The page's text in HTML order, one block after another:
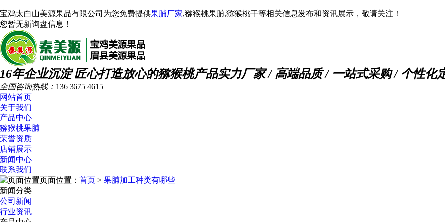
宝鸡太白山美源果品有限公司为您免费提供果脯厂家,猕猴桃果脯,猕猴桃干等相关信息发布和资讯展示，敬请关注！
您暂无新询盘信息！
16年企业沉淀 匠心打造放心的猕猴桃产品实力厂家 / 高端品质 / 一站式采购 / 个性化
全国咨询热线： 136 3675 4615
网站首页
关于我们
产品中心
猕猴桃果脯
荣誉资质
店铺展示
新闻中心
联系我们
页面位置： 首页 > 果脯加工种类有哪些
新闻分类
公司新闻
行业资讯